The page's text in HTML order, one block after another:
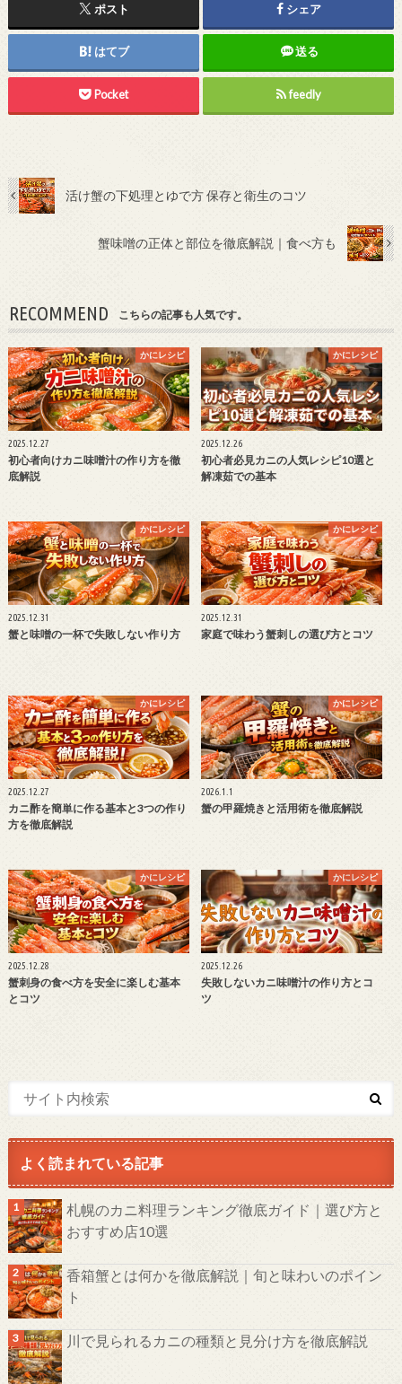
ポスト シェア
はてブ 送る
Pocket feedly
活け蟹の下処理とゆで方 保存と衛生のコツ
蟹味噌の正体と部位を徹底解説｜食べ方も
RECOMMEND こちらの記事も人気です。
かにレシピ
2025.12.27
初心者向けカニ味噌汁の作り方を徹
底解説
かにレシピ
2025.12.26
初心者必見カニの人気レシピ10選と
解凍茹での基本
かにレシピ
2025.12.31
蟹と味噌の一杯で失敗しない作り方
かにレシピ
2025.12.31
家庭で味わう蟹刺しの選び方とコツ
かにレシピ
2025.12.27
カニ酢を簡単に作る基本と3つの作り
方を徹底解説
かにレシピ
2026.1.1
蟹の甲羅焼きと活用術を徹底解説
かにレシピ
2025.12.28
蟹刺身の食べ方を安全に楽しむ基本
とコツ
かにレシピ
2025.12.26
失敗しないカニ味噌汁の作り方とコ
ツ
よく読まれている記事
札幌のカニ料理ランキング徹底ガイド｜選び方と
おすすめ店10選
香箱蟹とは何かを徹底解説｜旬と味わいのポイン
ト
川で見られるカニの種類と見分け方を徹底解説